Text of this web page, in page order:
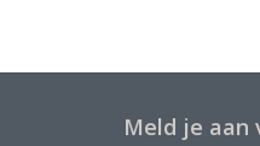
Meld je aan